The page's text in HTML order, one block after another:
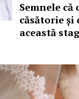
Semnele
căsătorie și
această